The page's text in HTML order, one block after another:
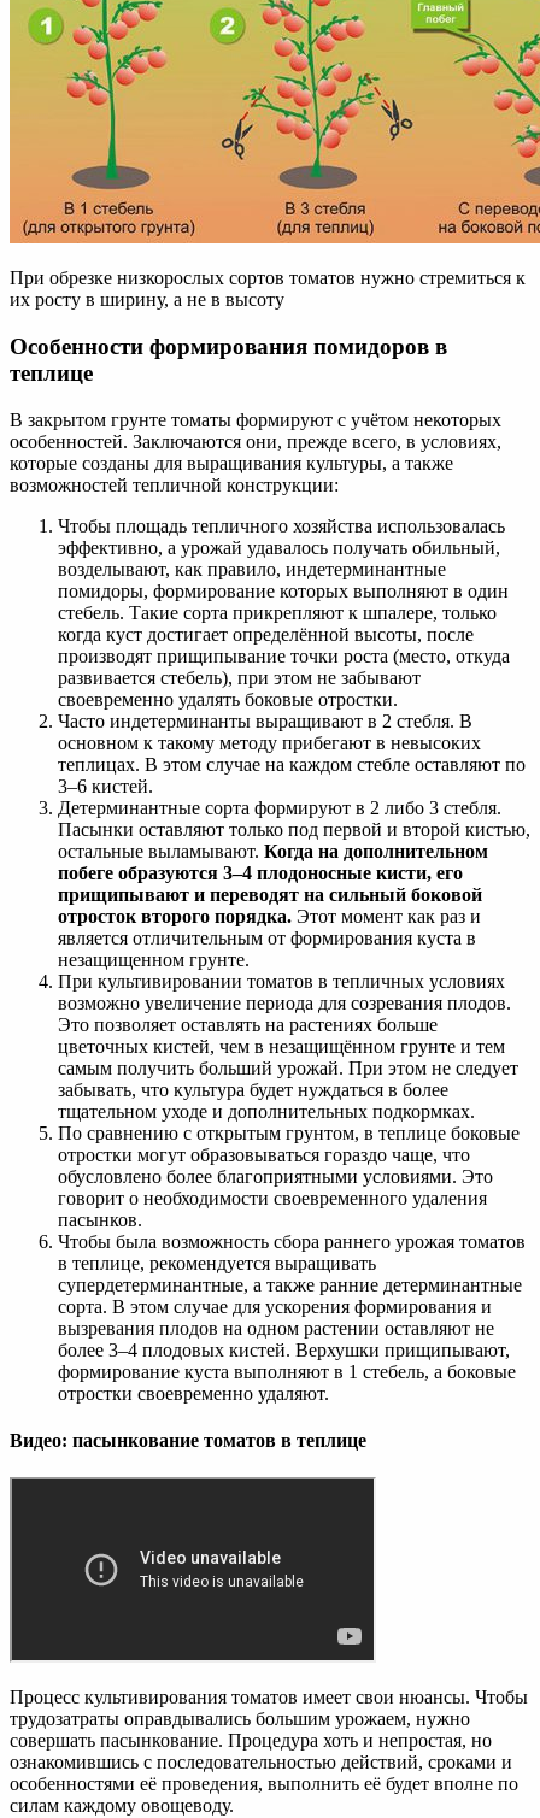
При обрезке низкорослых сортов томатов нужно стремиться к
их росту в ширину, а не в высоту
Особенности формирования помидоров в
теплице
В закрытом грунте томаты формируют с учётом некоторых
особенностей. Заключаются они, прежде всего, в условиях,
которые созданы для выращивания культуры, а также
возможностей тепличной конструкции:
Чтобы площадь тепличного хозяйства использовалась
эффективно, а урожай удавалось получать обильный,
возделывают, как правило, индетерминантные
помидоры, формирование которых выполняют в один
стебель. Такие сорта прикрепляют к шпалере, только
когда куст достигает определённой высоты, после
производят прищипывание точки роста (место, откуда
развивается стебель), при этом не забывают
своевременно удалять боковые отростки.
Часто индетерминанты выращивают в 2 стебля. В
основном к такому методу прибегают в невысоких
теплицах. В этом случае на каждом стебле оставляют по
3–6 кистей.
Детерминантные сорта формируют в 2 либо 3 стебля.
Пасынки оставляют только под первой и второй кистью,
остальные выламывают. Когда на дополнительном
побеге образуются 3–4 плодоносные кисти, его
прищипывают и переводят на сильный боковой
отросток второго порядка. Этот момент как раз и
является отличительным от формирования куста в
незащищенном грунте.
При культивировании томатов в тепличных условиях
возможно увеличение периода для созревания плодов.
Это позволяет оставлять на растениях больше
цветочных кистей, чем в незащищённом грунте и тем
самым получить больший урожай. При этом не следует
забывать, что культура будет нуждаться в более
тщательном уходе и дополнительных подкормках.
По сравнению с открытым грунтом, в теплице боковые
отростки могут образовываться гораздо чаще, что
обусловлено более благоприятными условиями. Это
говорит о необходимости своевременного удаления
пасынков.
Чтобы была возможность сбора раннего урожая томатов
в теплице, рекомендуется выращивать
супердетерминантные, а также ранние детерминантные
сорта. В этом случае для ускорения формирования и
вызревания плодов на одном растении оставляют не
более 3–4 плодовых кистей. Верхушки прищипывают,
формирование куста выполняют в 1 стебель, а боковые
отростки своевременно удаляют.
Видео: пасынкование томатов в теплице
Процесс культивирования томатов имеет свои нюансы. Чтобы
трудозатраты оправдывались большим урожаем, нужно
совершать пасынкование. Процедура хоть и непростая, но
ознакомившись с последовательностью действий, сроками и
особенностями её проведения, выполнить её будет вполне по
силам каждому овощеводу.